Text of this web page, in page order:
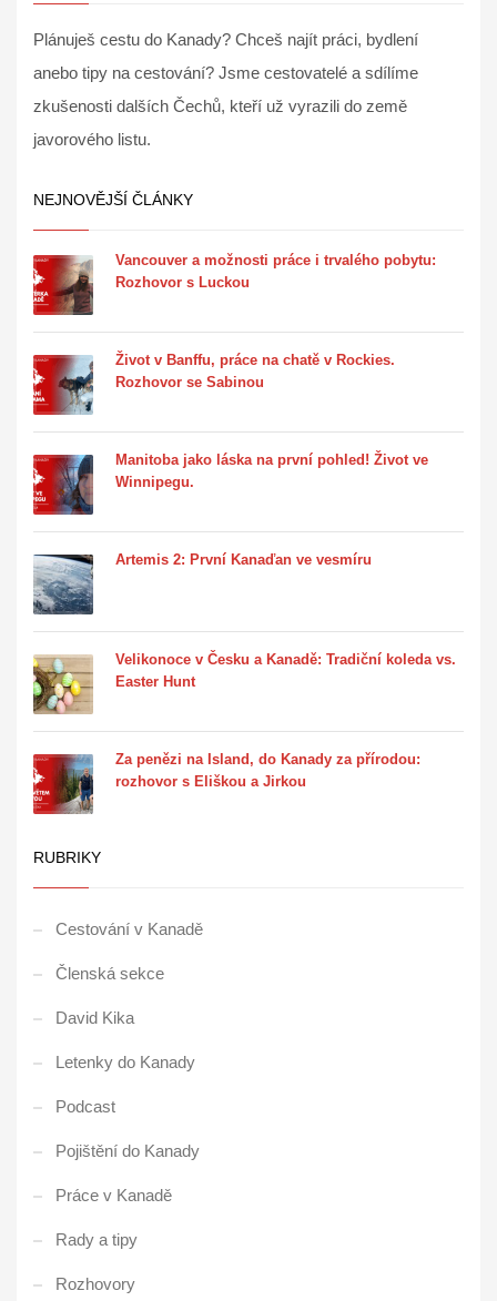
Plánuješ cestu do Kanady? Chceš najít práci, bydlení
anebo tipy na cestování? Jsme cestovatelé a sdílíme
zkušenosti dalších Čechů, kteří už vyrazili do země
javorového listu.
NEJNOVĚJŠÍ ČLÁNKY
Vancouver a možnosti práce i trvalého pobytu:
Rozhovor s Luckou
Život v Banffu, práce na chatě v Rockies.
Rozhovor se Sabinou
Manitoba jako láska na první pohled! Život ve
Winnipegu.
Artemis 2: První Kanaďan ve vesmíru
Velikonoce v Česku a Kanadě: Tradiční koleda vs.
Easter Hunt
Za penězi na Island, do Kanady za přírodou:
rozhovor s Eliškou a Jirkou
RUBRIKY
Cestování v Kanadě
Členská sekce
David Kika
Letenky do Kanady
Podcast
Pojištění do Kanady
Práce v Kanadě
Rady a tipy
Rozhovory